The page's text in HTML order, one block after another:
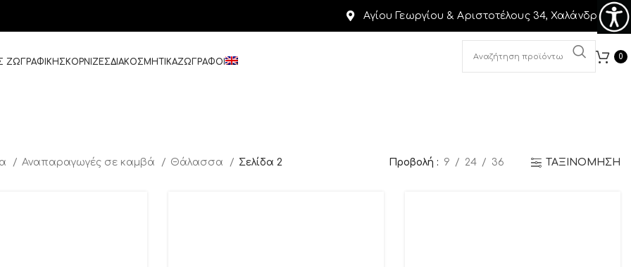
Αγίου Γεωργίου & Αριστοτέλους 34, Χαλάνδρι
ΖΩΓΡΑΦΙΚΗΣΚΟΡΝΙΖΕΣΔΙΑΚΟΣΜΗΤΙΚΑΖΩΓΡΑΦΟΙ
0
Αναπαραγωγές σε καμβά Θάλασσα Σελίδα 2 Προβολή 9 24 36 ΤΑΞΙΝΟΜΗΣΗ